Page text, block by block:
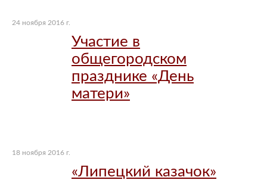
24 ноября 2016 г.
Участие в
общегородском
празднике «День
матери»
18 ноября 2016 г.
«Липецкий казачок»